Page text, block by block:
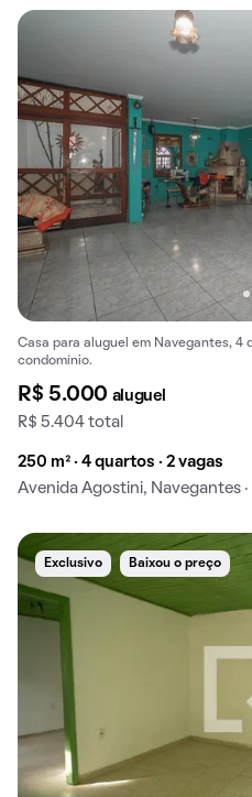
Casa para aluguel em Navegantes, 4
condomínio.
R$ 5.000 aluguel
R$ 5.404 total
250 m² · 4 quartos · 2 vagas
Avenida Agostini, Navegantes
Exclusivo Baixou o preço